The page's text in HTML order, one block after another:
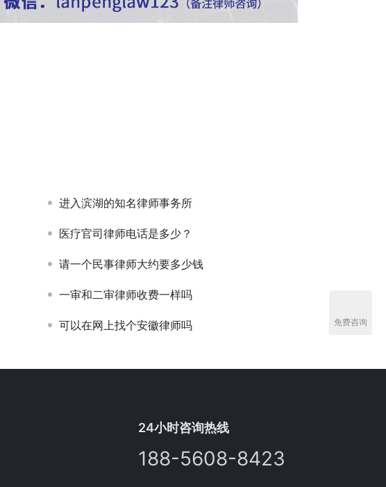
进入滨湖的知名律师事务所
医疗官司律师电话是多少？
请一个民事律师大约要多少钱
一审和二审律师收费一样吗
可以在网上找个安徽律师吗
24小时咨询热线
188-5608-8423
免费咨询